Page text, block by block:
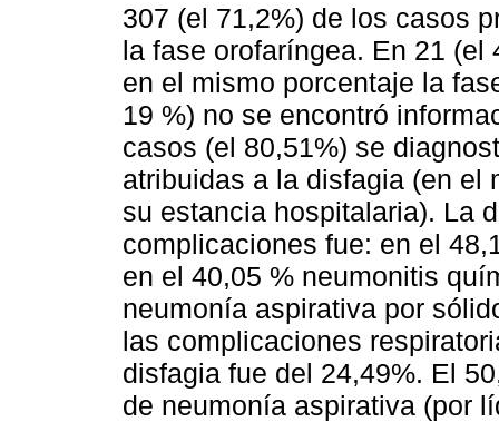
307 (el 71,2%) de los casos
la fase orofaríngea. En 21 (el
en el mismo porcentaje la
19 %) no se encontró
casos (el 80,51%) se
atribuidas a la disfagia (en el
su estancia hospitalaria). La
complicaciones fue: en el
en el 40,05 % neumonitis
neumonía aspirativa por
las complicaciones
disfagia fue del 24,49%. El
de neumonía aspirativa (por